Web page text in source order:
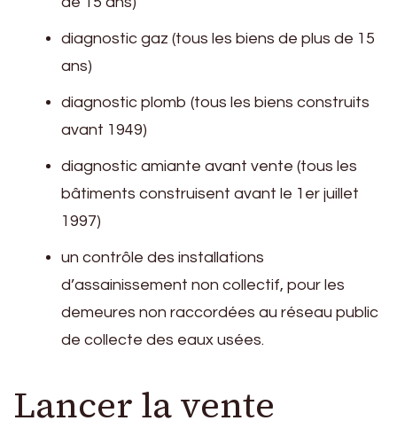
diagnostic gaz (tous les biens de plus de 15
ans)
diagnostic plomb (tous les biens construits
avant 1949)
diagnostic amiante avant vente (tous les
bâtiments construisent avant le 1er juillet
1997)
un contrôle des installations
d’assainissement non collectif, pour les
demeures non raccordées au réseau public
de collecte des eaux usées.
Lancer la vente